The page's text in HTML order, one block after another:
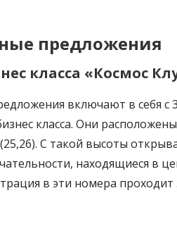
предложения
класса «Космос
включают в себя с
класса. Они
С такой высоты
находящиеся в
в эти номера